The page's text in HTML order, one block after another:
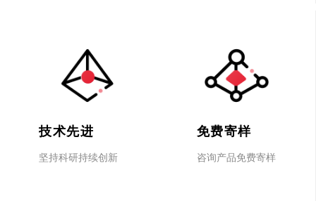
技术先进
坚持科研持续创新
免费寄样
咨询产品免费寄样